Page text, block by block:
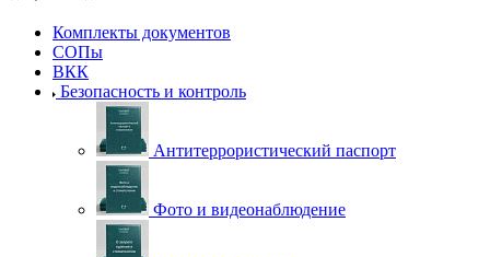
Комплекты документов
СОПы
ВКК
Безопасность и контроль
Антитеррористический паспорт
Фото и видеонаблюдение